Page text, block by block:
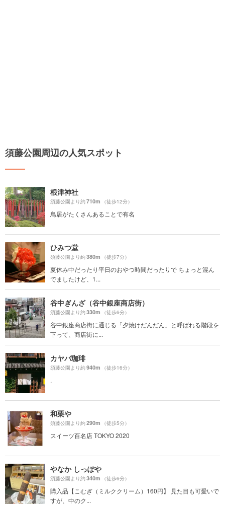
須藤公園周辺の人気スポット
根津神社
須藤公園より約710m （徒歩12分）
鳥居がたくさんあることで有名
ひみつ堂
須藤公園より約380m （徒歩7分）
夏休み中だったり平日のおやつ時間だったりで ちょっと混ん
でましたけど、1...
谷中ぎんざ（谷中銀座商店街）
須藤公園より約330m （徒歩6分）
谷中銀座商店街に通じる「夕焼けだんだん」と呼ばれる階段を
下って、商店街に...
カヤバ珈琲
須藤公園より約940m （徒歩16分）
.
和栗や
須藤公園より約290m （徒歩5分）
スイーツ百名店 TOKYO 2020
やなか しっぽや
須藤公園より約340m （徒歩6分）
購入品【こむぎ（ミルククリーム）160円】 見た目も可愛いで
すが、中のク...